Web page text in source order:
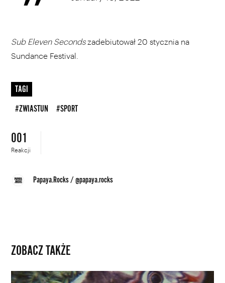
Sub Eleven Secondszadebiutował 20 stycznia na
Sundance Festival.
TAGI
#ZWIASTUN #SPORT
001
Reakcji
Papaya.Rocks/ @papaya.rocks
ZOBACZ TAKŻE
BBC